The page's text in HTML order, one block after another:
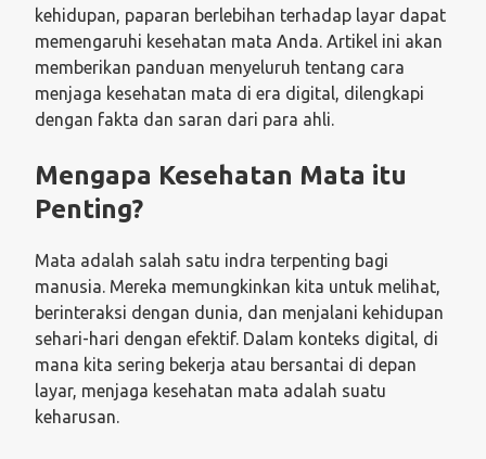
kehidupan, paparan berlebihan terhadap layar dapat
memengaruhi kesehatan mata Anda. Artikel ini akan
memberikan panduan menyeluruh tentang cara
menjaga kesehatan mata di era digital, dilengkapi
dengan fakta dan saran dari para ahli.
Mengapa Kesehatan Mata itu
Penting?
Mata adalah salah satu indra terpenting bagi
manusia. Mereka memungkinkan kita untuk melihat,
berinteraksi dengan dunia, dan menjalani kehidupan
sehari-hari dengan efektif. Dalam konteks digital, di
mana kita sering bekerja atau bersantai di depan
layar, menjaga kesehatan mata adalah suatu
keharusan.